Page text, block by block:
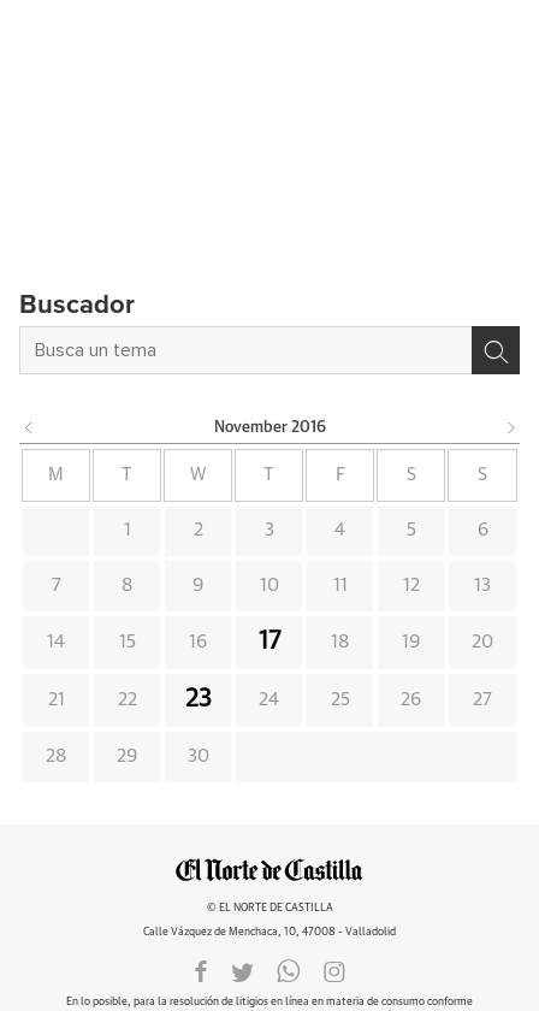
Buscador
November 2016
M W F S S
1 2 3 4 5 6
7 8 9 10 11 12 13
14 15 16 17 18 19 20
21 22 23 24 25 26 27
28 29 30
© EL NORTE DE CASTILLA
Calle Vázquez de Menchaca, 10, 47008 - Valladolid
En lo posible, para la resolución de litigios en línea en materia de consumo conforme